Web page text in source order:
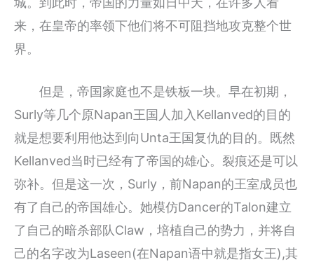
来，在皇帝的率领下他们将不可阻挡地攻克整个世
界。
但是，帝国家庭也不是铁板一块。早在初期，
Surly等几个原Napan王国人加入Kellanved的目的
就是想要利用他达到向Unta王国复仇的目的。既然
Kellanved当时已经有了帝国的雄心。裂痕还是可以
弥补。但是这一次，Surly，前Napan的王室成员也
有了自己的帝国雄心。她模仿Dancer的Talon建立
了自己的暗杀部队Claw，培植自己的势力，并将自
己的名字改为Laseen(在Napan语中就是指女王),其